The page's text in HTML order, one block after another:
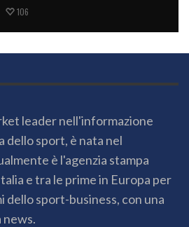
106
leader nell'informazione
dello sport, è nata nel
è l'agenzia stampa
e tra le prime in Europa per
dello sport-business, con una
news.